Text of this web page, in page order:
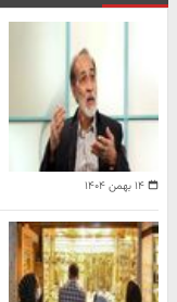
۱۴ بهمن ۱۴۰۴